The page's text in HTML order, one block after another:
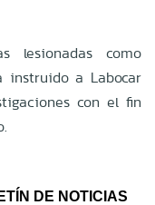
lesionadas como
instruido a Labocar
con el fin
DE NOTICIAS